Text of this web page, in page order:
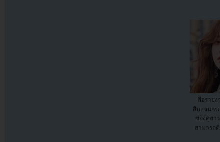
สื่อรายง
สืบสวนกร
ของคูฮา
สามารถ